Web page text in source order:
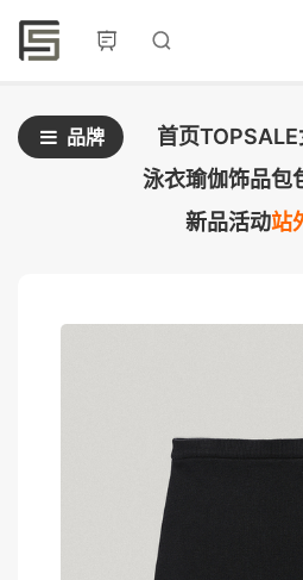
品牌 首页TOPSALE
泳衣瑜伽饰品包
新品活动站